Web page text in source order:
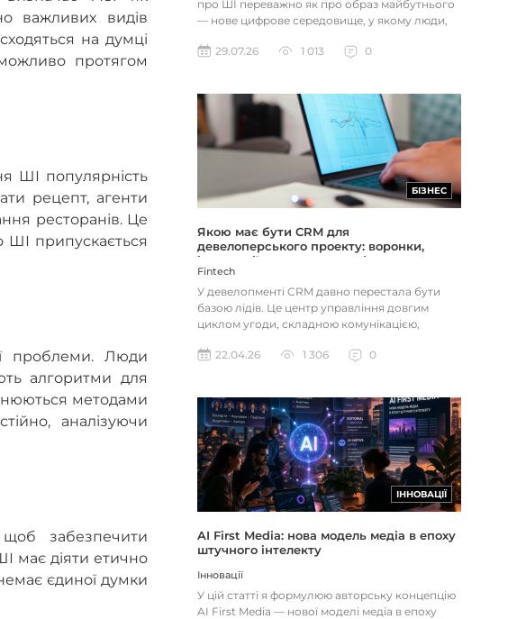
важливих видів
на думці
протягом
ШІ популярність
рецепт, агенти
ресторанів. Це
ШІ припускається
проблеми. Люди
алгоритми для
методами
аналізуючи
забезпечити
має діяти етично
єдиної думки
про ШІ переважно як про образ майбутнього
— нове цифрове середовище, у якому люди,
29.07.26
1 013 0
БІЗНЕС
Якою має бути CRM для
девелоперського проекту: воронки,
інтеграції, шахматка, аналітика
Fintech
У девелопменті CRM давно перестала бути
базою лідів. Це центр управління довгим
циклом угоди, складною комунікацією,
22.04.26
1 306 0
ІННОВАЦІЇ
AI First Media: нова модель медіа в епоху
штучного інтелекту
Інновації
У цій статті я формулюю авторську концепцію
AI First Media — нової моделі медіа в епоху